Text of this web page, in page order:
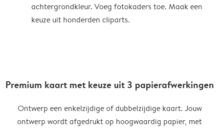
achtergrondkleur. Voeg fotokaders toe. Maak een
keuze uit honderden cliparts.
Premium kaart met keuze uit 3 papierafwerkingen
Ontwerp een enkelzijdige of dubbelzijdige kaart. Jouw
ontwerp wordt afgedrukt op hoogwaardig papier, met